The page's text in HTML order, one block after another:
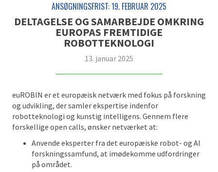
ANSØGNINGSFRIST: 19. FEBRUAR 2025
DELTAGELSE OG SAMARBEJDE OMKRING
EUROPAS FREMTIDIGE
ROBOTTEKNOLOGI
13. januar 2025
euROBIN er et europæisk netværk med fokus på forskning
og udvikling, der samler ekspertise indenfor
robotteknologi og kunstig intelligens. Gennem flere
forskellige open calls, ønsker netværket at:
Anvende eksperter fra det europæiske robot- og AI
forskningssamfund, at imødekomme udfordringer
på området.